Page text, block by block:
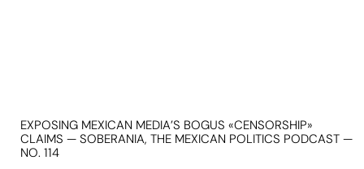
EXPOSING MEXICAN MEDIA’S BOGUS «CENSORSHIP»
CLAIMS — SOBERANIA, THE MEXICAN POLITICS PODCAST —
NO. 114